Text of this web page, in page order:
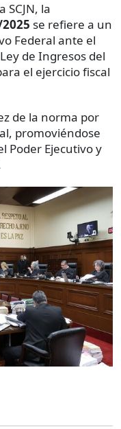
la
se refiere a un
Federal ante el
de Ingresos del
el ejercicio fiscal
de la norma por
promoviéndose
Poder Ejecutivo y